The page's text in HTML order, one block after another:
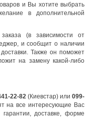
и Вы хотите выбрать
в дополнительной
(в зависимости от
и сообщит о наличии
Также он поможет
на замену какой-либо
22-82(Киевстар) или099-
на все интересующие Вас
доставке, форме